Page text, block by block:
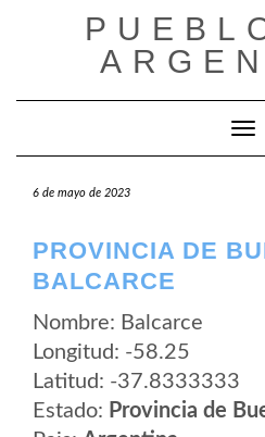
6 de mayo de 2023
PROVINCIA DE
BALCARCE
Nombre: Balcarce
Longitud: -58.25
Latitud: -37.8333333
Estado: Provincia de